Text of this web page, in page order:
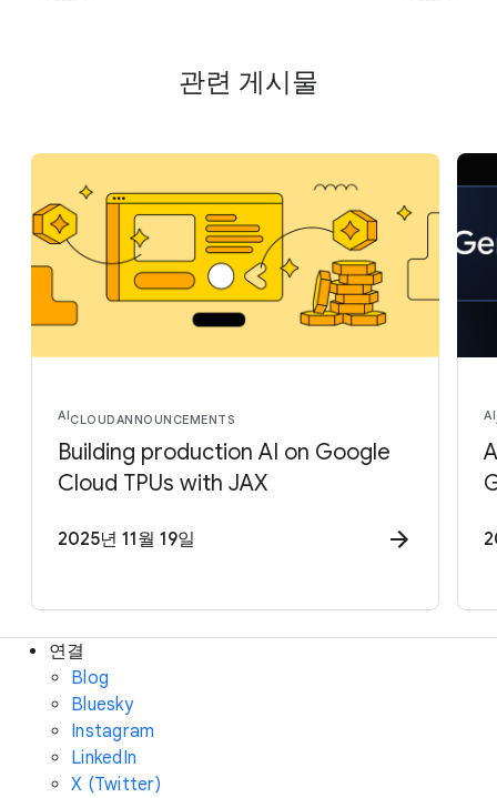
관련 게시물
AICLOUDANNOUNCEMENTS
Building production AI on Google
Cloud TPUs with JAX
2025년 11월 19일
AI
연결
Blog
Bluesky
Instagram
LinkedIn
X (Twitter)